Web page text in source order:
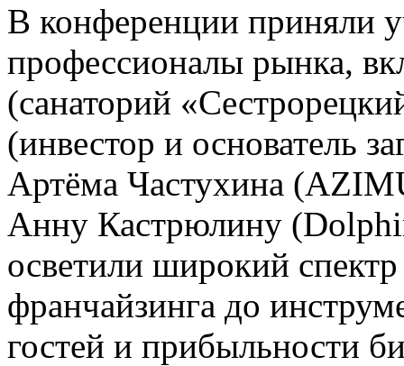
В конференции приняли
профессионалы рынка,
(санаторий
(инвестор и основатель
Артёма Частухина
Анну Кастрюлину
осветили широкий
франчайзинга до
гостей и прибыльности